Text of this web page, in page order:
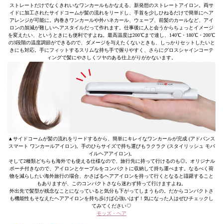
ストレートだけでなくきれいなワンカールもかなえる、新発想のストレートアイロン。両サ
イドに加工されたサイドコームが髪の流れをリードし、手首を少しひねるだけで簡単にヘア
アレンジが可能に。内巻きワンカールや外ハネカール、ウェーブ、前髪のカールなど、アイ
ロンの加減が難しいヘアスタイルだって作れます。仕事後に人と会うからちょっとイメージ
を変えたい、というときにも便利ですよね。最高温度は200℃まで達し、140℃・180℃・200℃
の3段階の温度調節ができるので、ダメージを与えたくないときも、しっかりセットしたいと
きにも対応。手にフィットするスリムな持ち手で握りやすく、さらにグロスシャインコーテ
ィングで髪にやさしくツヤのある仕上がりがかないます。
▲サイドコームが髪の流れをリードするから、簡単にキレイなワンカールが完成 (アドバンス
スマート ワンカールアイロン)。手のひらサイズで持ち運びもラクラク (スタイリッシュ モバ
イルヘアアイロン)。
そして2種類どちらも海外でも使える仕様なので、旅行先に持って行けるのも◎。オリジナル
ポーチ付きなので、アイロンとケーブルをコンパクトに収納して持ち運べます。なるべく荷
物を減らしたい海外旅行の場合、かさばるヘアアイロンを持って行くとなると躊躇すること
もありますが、このコンパクトさなら迷わず持って行けますよね。
外出先で髪型が残念なことになっていると気分も下がってしまうもの。だからコンパクトさ
も機能性もそなえたヘアアイロンを持ち歩けば心強いはず！気になった人はぜひチェックし
てみてください♡
モッズ・ヘア